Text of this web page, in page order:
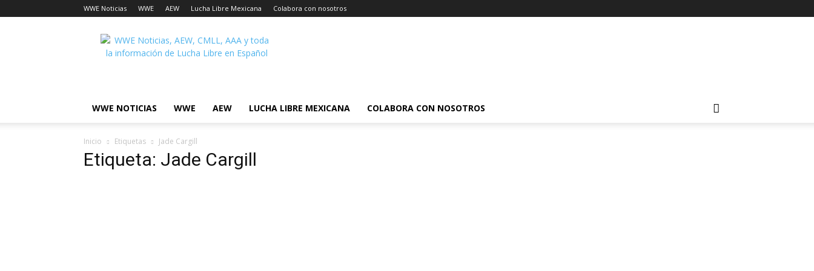
WWE Noticias WWE AEW Lucha Libre Mexicana Colabora con nosotros
Lucha
Noticias
WWE NOTICIAS WWE AEW LUCHA LIBRE MEXICANA COLABORA CON NOSOTROS
Inicio Etiquetas Jade Cargill
Etiqueta: Jade Cargill